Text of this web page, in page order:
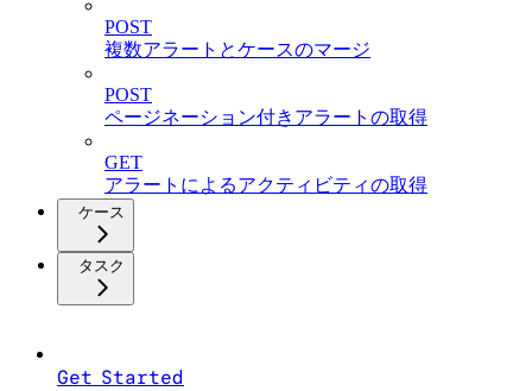
POST
複数アラートとケースのマージ
POST
ページネーション付きアラートの取得
GET
アラートによるアクティビティの取得
ケース
タスク
Get Started